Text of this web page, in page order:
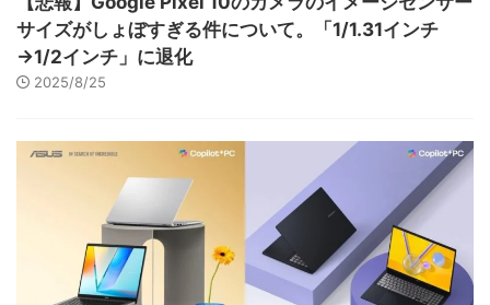
サイズがしょぼすぎる件について。「1/1.31インチ
→1/2インチ」に退化
2025/8/25